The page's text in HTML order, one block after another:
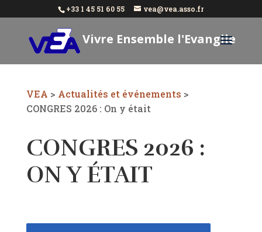
+33 1 45 51 60 55 vea@vea.asso.fr
Vivre Ensemble l'Evangile
VEA > Actualités et événements >
CONGRES 2026 : On y était
CONGRES 2026 :
ON Y ÉTAIT